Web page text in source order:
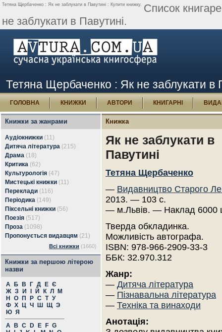
Тетяна Щербаченко : Як не заблукати в Павутині : Купити книжку. Список
не заблукати в Павутині.
Тетяна Щербаченко : Як не заблукати в
ГОЛОВНА КНИЖКИ АВТОРИ КНИГАРНІ
Книжки за жанрами
Аудіокнижки (11)
Дитяча література (215)
Драма (18)
Критика (62)
Культурологія (47)
Мистецькі книжки (11)
Переклади (116)
Періодика (149)
Піксельні книжки (56)
Поезія (517)
Проза (1098)
Пропонується видавцям (21)
Всі книжки (1660)
Книжки за першою літерою
назви
А Б В Г Д Е Є
Ж З И Й К Л
М
Н
О П Р С Т У
Ф Х Ц Ч Ш Щ Э
Ю Я
A
B C D E F G
Книжка
Як не заблукати в
Павутині
Тетяна Щербаченко
— Видавництво Старого
2013. — 103 с.
— м.Львів. — Наклад 6000
Тверда обкладинка.
Можливість автографа.
ISBN: 978-966-2909-33-3
ББК: 32.970.312
Жанр:
— Дитяча література
— Пізнавальна література
— Техніка та винаходи
Анотація: